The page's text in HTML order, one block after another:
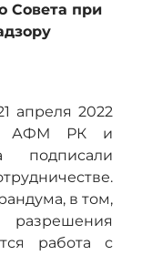
Совета при
апреля 2022
АФМ РК и
подписали
в том,
работа с